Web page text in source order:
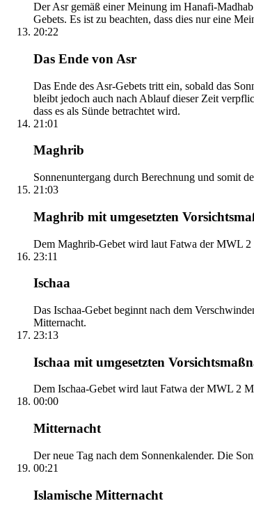
Der Asr gemäß einer Meinung im Hanafi-
Gebets. Es ist zu beachten, dass dies nur eine
20:22
Das Ende von Asr
Das Ende des Asr-Gebets tritt ein, sobald das
bleibt jedoch auch nach Ablauf dieser Zeit
dass es als Sünde betrachtet wird.
21:01
Maghrib
Sonnenuntergang durch Berechnung und somit
21:03
Maghrib mit umgesetzten
Dem Maghrib-Gebet wird laut Fatwa der MWL
23:11
Ischaa
Das Ischaa-Gebet beginnt nach dem
Mitternacht.
23:13
Ischaa mit umgesetzten
Dem Ischaa-Gebet wird laut Fatwa der MWL 2
00:00
Mitternacht
Der neue Tag nach dem Sonnenkalender. Die
00:21
Islamische Mitternacht